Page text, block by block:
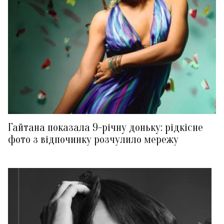
Гайтана показала 9-річну доньку: рідкісне
фото з відпочинку розчулило мережу